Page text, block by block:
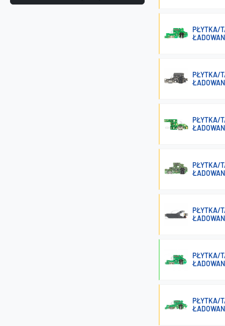
PŁYTKA/
PŁYTKA/
PŁYTKA/
PŁYTKA/
PŁYTKA/
PŁYTKA/
PŁYTKA/